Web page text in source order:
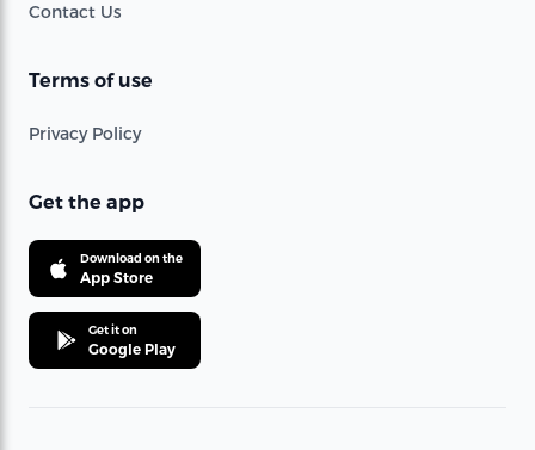
Contact Us
Terms of use
Privacy Policy
Get the app
Download on the
App Store
Get it on
Google Play